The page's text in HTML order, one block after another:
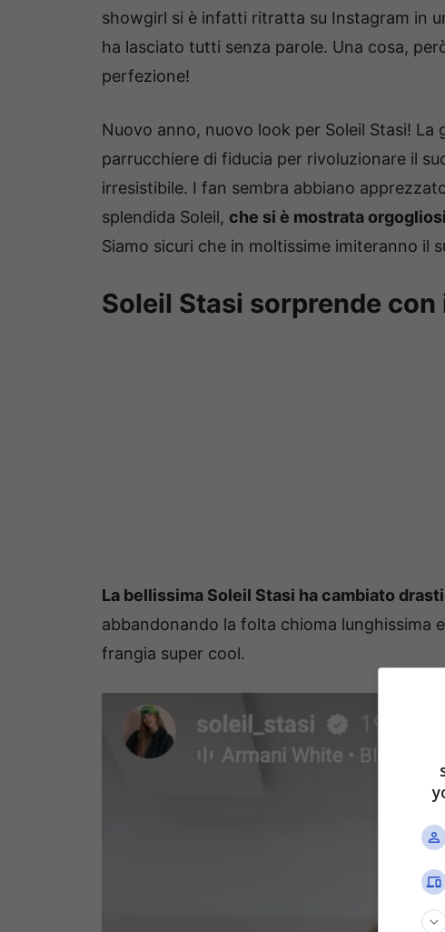
showgirl si è infatti ritratta su Instagram in
ha lasciato tutti senza parole. Una cosa,
perfezione!
Nuovo anno, nuovo look per Soleil Stasi!
parrucchiere di fiducia per rivoluzionare il
irresistibile. I fan sembra abbiano
splendida Soleil, che si è mostrata
Siamo sicuri che in moltissime imiteranno il
Soleil Stasi sorprende
La bellissima Soleil Stasi ha cambiato
abbandonando la folta chioma lunghissima
frangia super cool.